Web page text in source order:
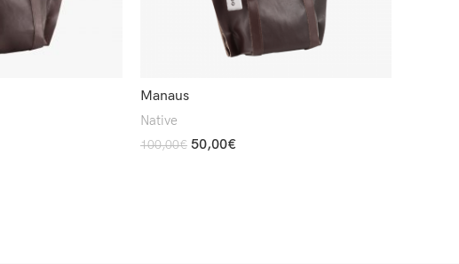
Manaus
Native
100,00€ 50,00€